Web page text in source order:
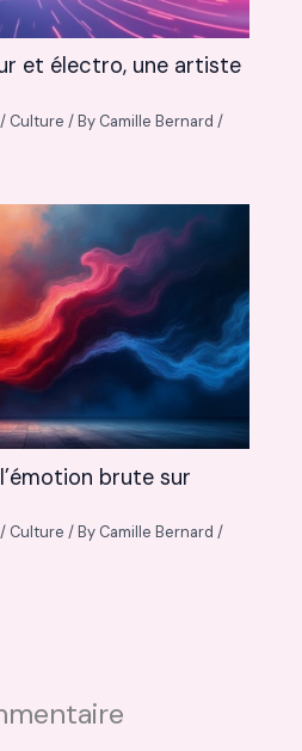
et électro, une artiste
/ Culture / By Camille Bernard/
brute sur
/ Culture / By Camille Bernard/